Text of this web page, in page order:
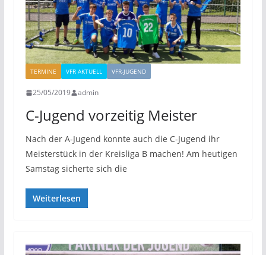
TERMINE VFR AKTUELL VFR-JUGEND
25/05/2019 admin
C-Jugend vorzeitig Meister
Nach der A-Jugend konnte auch die C-Jugend ihr
Meisterstück in der Kreisliga B machen! Am heutigen
Samstag sicherte sich die
Weiterlesen